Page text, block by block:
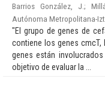
Barrios González, J. ;
Autónoma Metropolitana-
"El grupo de genes de
contiene los genes cmcT,
genes están
objetivo de evaluar la ...